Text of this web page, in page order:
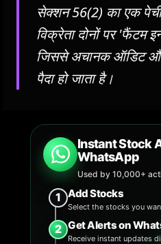
सेक्शन 56(2) का एक
विक्रेता दोनों पर 'फैंटम
जिससे अचानक ऑडिट
पैदा हो जाता है।
Instant Stock
WhatsApp
Used by 10,000+
1 Add Stocks
Select the stocks you
2 Get Alerts on
Receive instant updates